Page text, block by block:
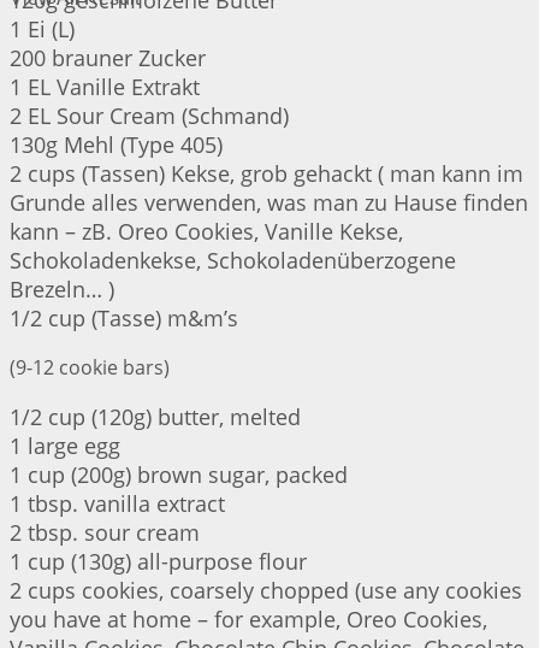
1 Ei (L)
200 brauner Zucker
1 EL Vanille Extrakt
2 EL Sour Cream (Schmand)
130g Mehl (Type 405)
2 cups (Tassen) Kekse, grob gehackt ( man kann im
Grunde alles verwenden, was man zu Hause finden
kann – zB. Oreo Cookies, Vanille Kekse,
Schokoladenkekse, Schokoladenüberzogene
Brezeln… )
1/2 cup (Tasse) m&m’s
(9-12 cookie bars)
1/2 cup (120g) butter, melted
1 large egg
1 cup (200g) brown sugar, packed
1 tbsp. vanilla extract
2 tbsp. sour cream
1 cup (130g) all-purpose flour
2 cups cookies, coarsely chopped (use any cookies
you have at home – for example, Oreo Cookies,